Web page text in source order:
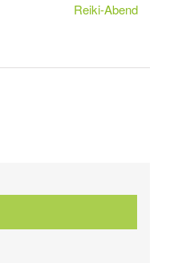
Reiki-Abend